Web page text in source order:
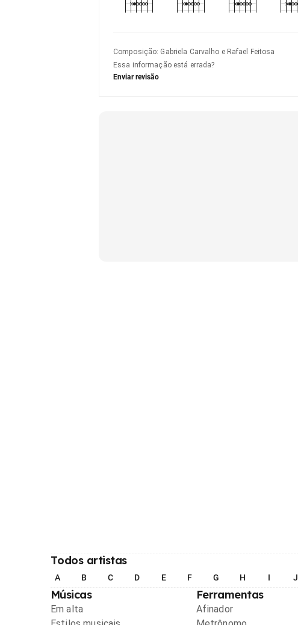
Composição: Gabriela Carvalho e Rafael Feitosa
Essa informação está errada?
Enviar revisão
Todos artistas
A B C D E F G H I J
Músicas
Em alta
Ferramentas
Afinador